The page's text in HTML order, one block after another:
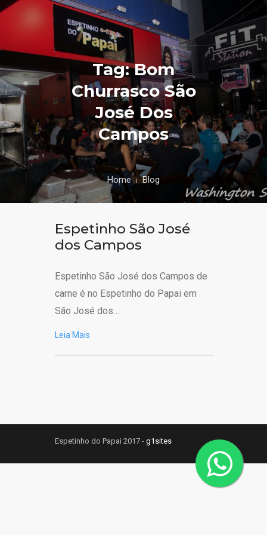
Tag: Bom
Churrasco São
José Dos
Campos
Home Blog
Espetinho São José
dos Campos
Espetinho São José dos Campos de
carne é no Espetinho do Papai em
São José dos…
Leia Mais
Espetinho do Papai 2017 - g1sites